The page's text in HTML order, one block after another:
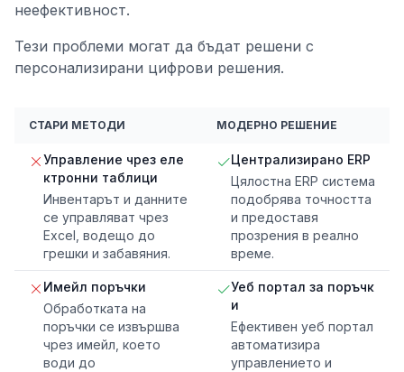
неефективност.
Тези проблеми могат да бъдат решени с
персонализирани цифрови решения.
СТАРИ МЕТОДИ МОДЕРНО РЕШЕНИЕ
Управление чрез еле
ктронни таблици
Инвентарът и данните
се управляват чрез
Excel, водещо до
грешки и забавяния.
Централизирано ERP
Цялостна ERP система
подобрява точността
и предоставя
прозрения в реално
време.
Имейл поръчки
Обработката на
поръчки се извършва
чрез имейл, което
води до
Уеб портал за поръчк
и
Ефективен уеб портал
автоматизира
управлението и